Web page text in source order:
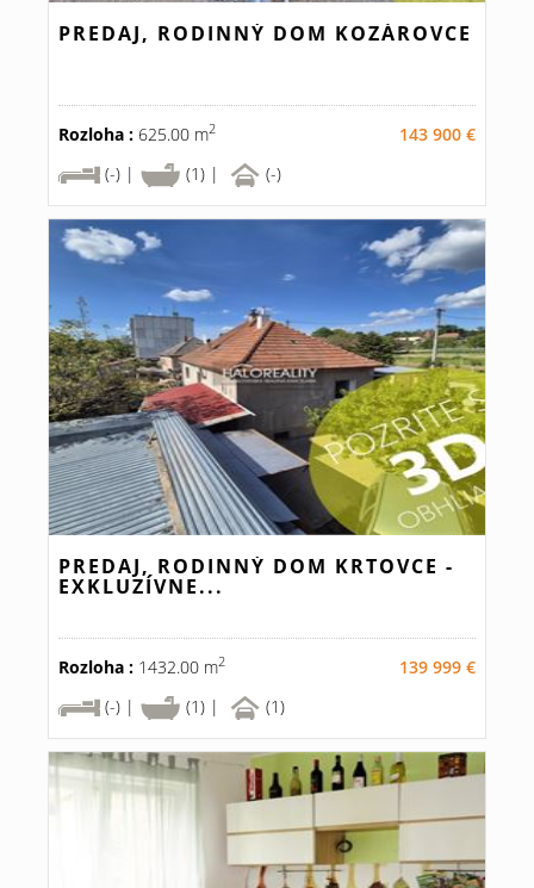
PREDAJ, RODINNÝ DOM KOZÁROVCE
Rozloha : 625.00 m2
143 900 €
(-) |
(1) | (-)
PREDAJ, RODINNÝ DOM KRTOVCE -
EXKLUZÍVNE...
Rozloha : 1432.00 m2
139 999 €
(-) |
(1) | (1)